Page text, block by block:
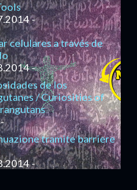
-
celulares a través de
-
de los
/ Curiosities of
tramite barriere
-